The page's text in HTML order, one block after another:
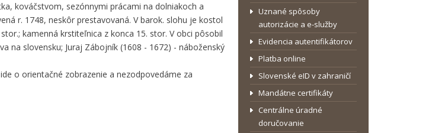
kováčstvom, sezónnymi prácami na dolniakoch a
r. 1748, neskôr prestavovaná. V barok. slohu je kostol
kamenná krstiteľnica z konca 15. stor. V obci pôsobil
na slovensku; Juraj Zábojník (1608 - 1672) - náboženský
o orientačné zobrazenie a nezodpovedáme za
Uznané spôsoby
autorizácie a e-služby
Evidencia autentifikátorov
Platba online
Slovenské eID v zahraničí
Mandátne certifikáty
Centrálne úradné
doručovanie